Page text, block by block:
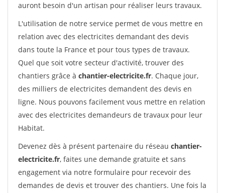
auront besoin d'un artisan pour réaliser leurs travaux.
L'utilisation de notre service permet de vous mettre en
relation avec des electricites demandant des devis
dans toute la France et pour tous types de travaux.
Quel que soit votre secteur d'activité, trouver des
chantiers grâce à chantier-electricite.fr. Chaque jour,
des milliers de electricites demandent des devis en
ligne. Nous pouvons facilement vous mettre en relation
avec des electricites demandeurs de travaux pour leur
Habitat.
Devenez dès à présent partenaire du réseau chantier-
electricite.fr, faites une demande gratuite et sans
engagement via notre formulaire pour recevoir des
demandes de devis et trouver des chantiers. Une fois la